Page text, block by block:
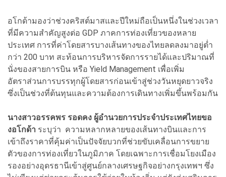
อโกด้ามองว่าช่วงคริสต์มาสและปีใหม่ถือเป็นหนึ่งในช่วงเวลา
ที่มีความสำคัญสูงต่อ GDP ภาคการท่องเที่ยวของหลาย
ประเทศ การที่ค่าโดยสารบางเส้นทางของไทยลดลงมาอยู่ต่ำ
กว่า 200 บาท สะท้อนการบริหารจัดการรายได้และปริมาณที่
นั่งของสายการบิน หรือ Yield Management เพื่อเพิ่ม
อัตราส่วนการบรรทุกผู้โดยสารก่อนเข้าสู่ช่วงวันหยุดยาวจริง
ซึ่งเป็นช่วงที่ต้นทุนและความต้องการเดินทางเพิ่มขึ้นพร้อมกัน
นางสาวอรรคพร รอดคง ผู้อำนวยการประจำประเทศไทยขอ
งอโกด้า ระบุว่า ความหลากหลายของเส้นทางบินและการ
เข้าถึงราคาที่คุ้มค่าเป็นปัจจัยบวกที่ช่วยขับเคลื่อนการขยาย
ตัวของการท่องเที่ยวในภูมิภาค โดยเฉพาะการเชื่อมโยงเมือง
รองอย่างอุดรธานีเข้าสู่ศูนย์กลางเศรษฐกิจอย่างกรุงเทพฯ ซึ่ง